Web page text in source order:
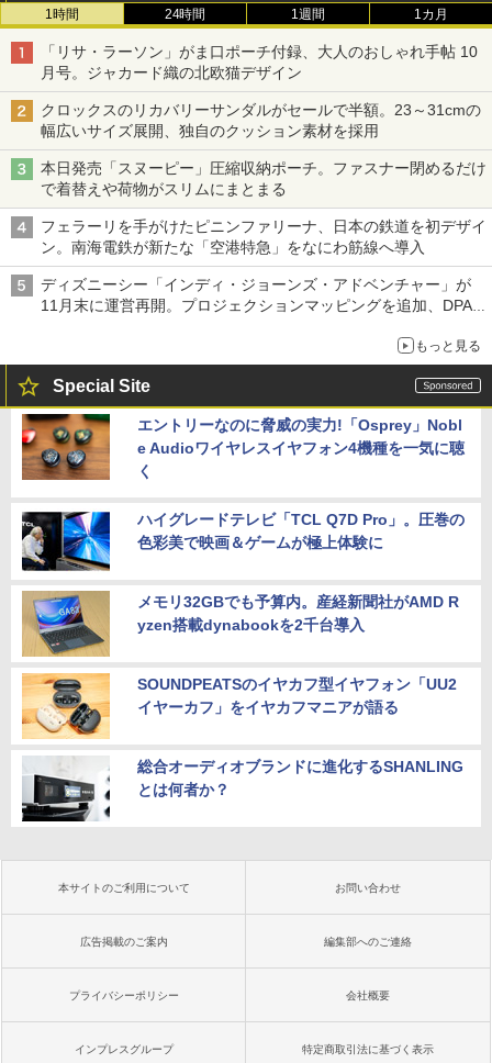
1時間 24時間 1週間 1カ月
「リサ・ラーソン」がま口ポーチ付録、大人のおしゃれ手帖 10
月号。ジャカード織の北欧猫デザイン
クロックスのリカバリーサンダルがセールで半額。23～31cmの
幅広いサイズ展開、独自のクッション素材を採用
本日発売「スヌーピー」圧縮収納ポーチ。ファスナー閉めるだけ
で着替えや荷物がスリムにまとまる
フェラーリを手がけたピニンファリーナ、日本の鉄道を初デザイ
ン。南海電鉄が新たな「空港特急」をなにわ筋線へ導入
ディズニーシー「インディ・ジョーンズ・アドベンチャー」が
11月末に運営再開。プロジェクションマッピングを追加、DPA
もっと見る
Special Site
エントリーなのに脅威の実力!「Osprey」Nobl
e Audioワイヤレスイヤフォン4機種を一気に聴
く
ハイグレードテレビ「TCL Q7D Pro」。圧巻の
色彩美で映画＆ゲームが極上体験に
メモリ32GBでも予算内。産経新聞社がAMD R
yzen搭載dynabookを2千台導入
SOUNDPEATSのイヤカフ型イヤフォン「UU2
イヤーカフ」をイヤカフマニアが語る
総合オーディオブランドに進化するSHANLING
とは何者か？
本サイトのご利用について お問い合わせ
広告掲載のご案内 編集部へのご連絡
プライバシーポリシー 会社概要
インプレスグループ 特定商取引法に基づく表示